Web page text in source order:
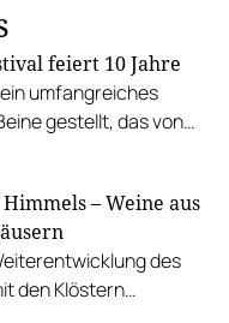
feiert 10 Jahre
umfangreiches
gestellt, das von
– Weine aus
des
den Klöstern